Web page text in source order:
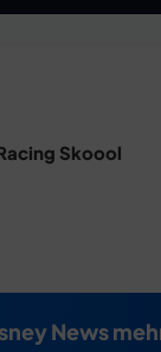
Skoool
News